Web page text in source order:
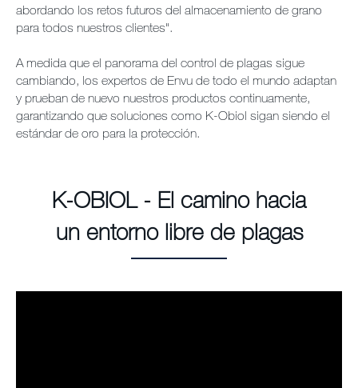
abordando los retos futuros del almacenamiento de grano
para todos nuestros clientes".
A medida que el panorama del control de plagas sigue
cambiando, los expertos de Envu de todo el mundo adaptan
y prueban de nuevo nuestros productos continuamente,
garantizando que soluciones como K-Obiol sigan siendo el
estándar de oro para la protección.
K-OBIOL - El camino hacia
un entorno libre de plagas